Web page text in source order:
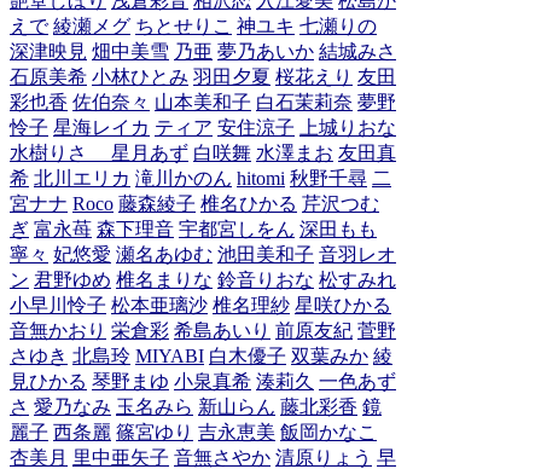
えで 綾瀬メグ ちとせりこ 神ユキ 七瀬りの
深津映見 畑中美雪 乃亜 夢乃あいか 結城みさ
石原美希 小林ひとみ 羽田夕夏 桜花えり 友田
彩也香 佐伯奈々 山本美和子 白石茉莉奈 夢野
怜子 星海レイカ ティア 安住涼子
上城りおな
水樹りさ 星月あず 白咲舞 水澤まお 友田真
希 北川エリカ 滝川かのん hitomi 秋野千尋 二
宮ナナ Roco 藤森綾子 椎名ひかる 芹沢つむ
ぎ 富永苺 森下理音 宇都宮しをん 深田もも
寧々 妃悠愛 瀬名あゆむ 池田美和子 音羽レオ
ン 君野ゆめ 椎名まりな 鈴音りおな 松すみれ
小早川怜子 松本亜璃沙 椎名理紗 星咲ひかる
音無かおり 栄倉彩 希島あいり 前原友紀 菅野
さゆき 北島玲 MIYABI 白木優子 双葉みか 綾
見ひかる 琴野まゆ 小泉真希 湊莉久 一色あず
さ 愛乃なみ 玉名みら 新山らん 藤北彩香 鏡
麗子 西条麗 篠宮ゆり 吉永恵美 飯岡かなこ
杏美月 里中亜矢子 音無さやか 清原りょう 早